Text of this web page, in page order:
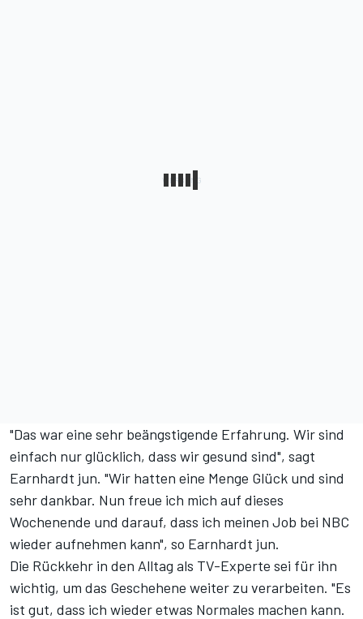
"Das war eine sehr beängstigende Erfahrung. Wir sind
einfach nur glücklich, dass wir gesund sind", sagt
Earnhardt jun. "Wir hatten eine Menge Glück und sind
sehr dankbar. Nun freue ich mich auf dieses
Wochenende und darauf, dass ich meinen Job bei NBC
wieder aufnehmen kann", so Earnhardt jun.
Die Rückkehr in den Alltag als TV-Experte sei für ihn
wichtig, um das Geschehene weiter zu verarbeiten. "Es
ist gut, dass ich wieder etwas Normales machen kann.